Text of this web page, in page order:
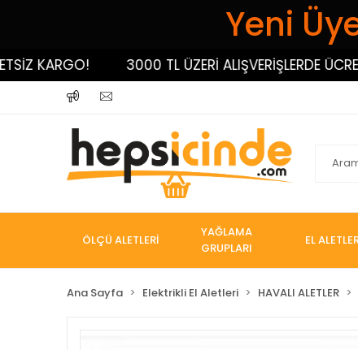
Yeni
KARGO! 3000 TL ÜZERİ ALIŞVERİŞLERDE
ÖLÇÜ ALETLERİ
YAĞLAMA
GRUPLARI
EL
Ana Sayfa Elektrikli El Aletleri HAVALI ALETLER